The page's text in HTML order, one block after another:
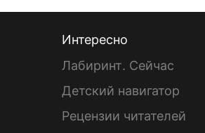
Интересно
Лабиринт. Сейчас
Детский навигатор
Рецензии читателей